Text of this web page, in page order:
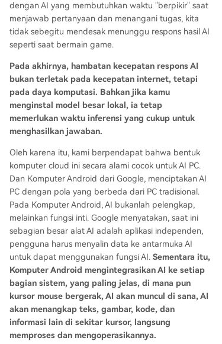
dengan AI yang membutuhkan waktu "berpikir" saat
menjawab pertanyaan dan menangani tugas, kita
tidak sebegitu mendesak menunggu respons hasil AI
seperti saat bermain game.
Pada akhirnya, hambatan kecepatan respons AI
bukan terletak pada kecepatan internet, tetapi
pada daya komputasi. Bahkan jika kamu
menginstal model besar lokal, ia tetap
memerlukan waktu inferensi yang cukup untuk
menghasilkan jawaban.
Oleh karena itu, kami berpendapat bahwa bentuk
komputer cloud ini secara alami cocok untuk AI PC.
Dan Komputer Android dari Google, menciptakan AI
PC dengan pola yang berbeda dari PC tradisional.
Pada Komputer Android, AI bukanlah pelengkap,
melainkan fungsi inti. Google menyatakan, saat ini
sebagian besar alat AI adalah aplikasi independen,
pengguna harus menyalin data ke antarmuka AI
untuk dapat menggunakan fungsi AI. Sementara itu,
Komputer Android mengintegrasikan AI ke setiap
bagian sistem, yang paling jelas, di mana pun
kursor mouse bergerak, AI akan muncul di sana, AI
akan menangkap teks, gambar, kode, dan
informasi lain di sekitar kursor, langsung
memproses dan mengoperasikannya.